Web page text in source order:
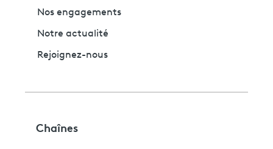
Nos engagements
Notre actualité
Rejoignez-nous
Chaînes